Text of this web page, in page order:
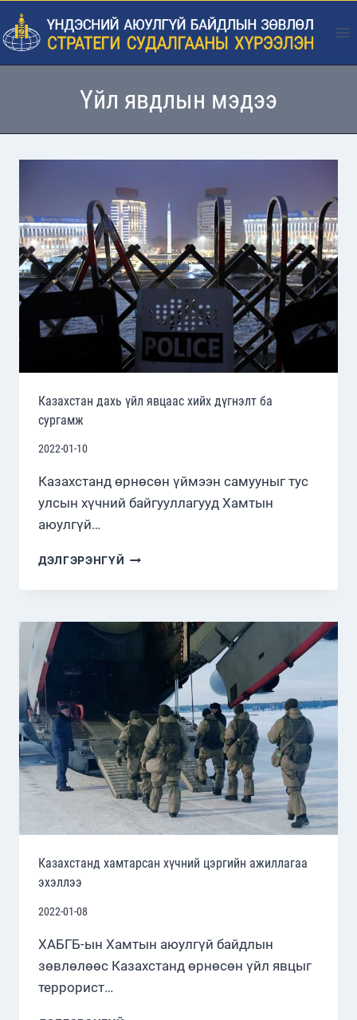
Skip
to
content
Үйл явдлын мэдээ
Казахстан дахь үйл явцаас хийх дүгнэлт ба
сургамж
2022-01-10
Казахстанд өрнөсөн үймээн самууныг тус
улсын хүчний байгууллагууд Хамтын
аюулгүй…
ДЭЛГЭРЭНГҮЙ КАЗАХСТАН
ҮЙЛ
ХИЙХ
ДҮГНЭЛТ
СУРГАМЖ
Казахстанд хамтарсан хүчний цэргийн ажиллагаа
эхэллээ
2022-01-08
ХАБГБ-ын Хамтын аюулгүй байдлын
зөвлөлөөс Казахстанд өрнөсөн үйл явцыг
террорист…